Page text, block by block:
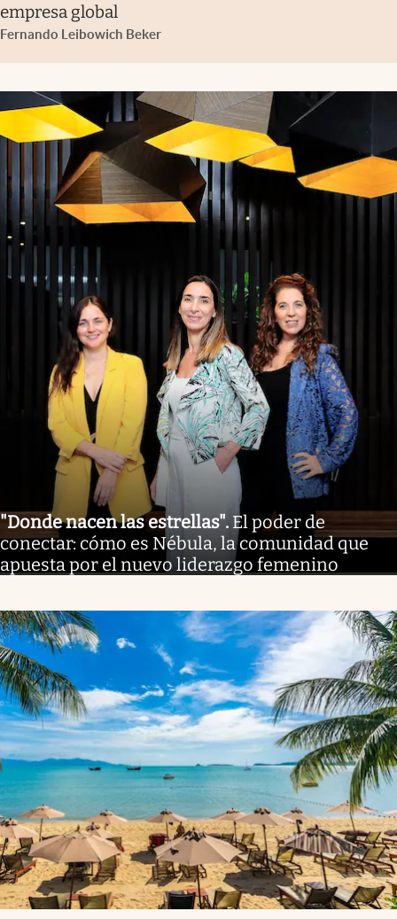
empresa global
Fernando Leibowich Beker
"Donde nacen las estrellas". El poder de
conectar: cómo es Nébula, la comunidad que
apuesta por el nuevo liderazgo femenino